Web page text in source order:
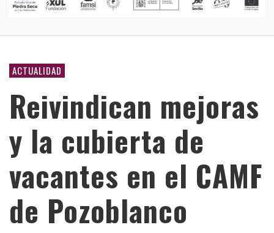
ACTUALIDAD
Reivindican mejoras
y la cubierta de
vacantes en el CAMF
de Pozoblanco